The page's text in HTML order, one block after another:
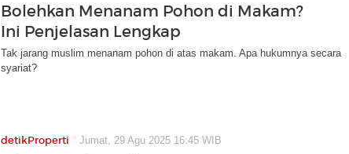
Bolehkan Menanam Pohon di Makam?
Ini Penjelasan Lengkap
Tak jarang muslim menanam pohon di atas makam. Apa hukumnya secara
syariat?
detikProperti Jumat, 29 Agu 2025 16:45 WIB